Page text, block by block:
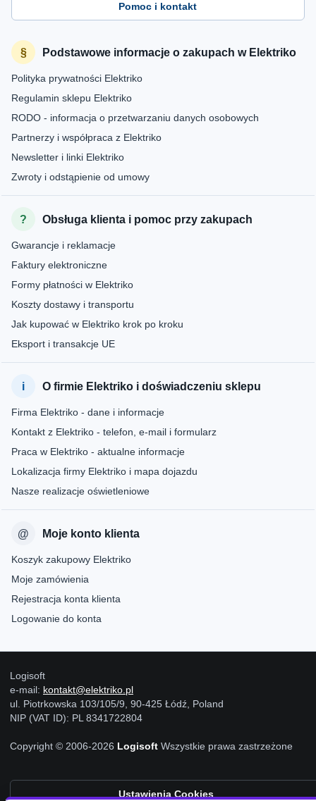
Pomoc i kontakt
Podstawowe informacje o zakupach w Elektriko
Polityka prywatności Elektriko
Regulamin sklepu Elektriko
RODO - informacja o przetwarzaniu danych osobowych
Partnerzy i współpraca z Elektriko
Newsletter i linki Elektriko
Zwroty i odstąpienie od umowy
Obsługa klienta i pomoc przy zakupach
Gwarancje i reklamacje
Faktury elektroniczne
Formy płatności w Elektriko
Koszty dostawy i transportu
Jak kupować w Elektriko krok po kroku
Eksport i transakcje UE
O firmie Elektriko i doświadczeniu sklepu
Firma Elektriko - dane i informacje
Kontakt z Elektriko - telefon, e-mail i formularz
Praca w Elektriko - aktualne informacje
Lokalizacja firmy Elektriko i mapa dojazdu
Nasze realizacje oświetleniowe
Moje konto klienta
Koszyk zakupowy Elektriko
Moje zamówienia
Rejestracja konta klienta
Logowanie do konta
Logisoft
e-mail: kontakt@elektriko.pl
ul. Piotrkowska 103/105/9, 90-425 Łódź, Poland
NIP (VAT ID): PL 8341722804
Copyright © 2006-2026 Logisoft Wszystkie prawa zastrzeżone
Ustawienia Cookies